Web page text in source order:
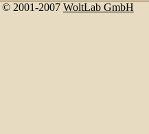
© 2001-2007 WoltLab GmbH